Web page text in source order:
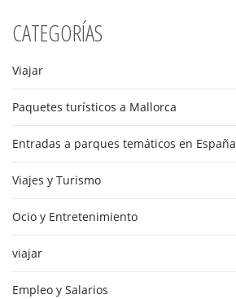
CATEGORÍAS
Viajar
Paquetes turísticos a Mallorca
Entradas a parques temáticos en España
Viajes y Turismo
Ocio y Entretenimiento
viajar
Empleo y Salarios